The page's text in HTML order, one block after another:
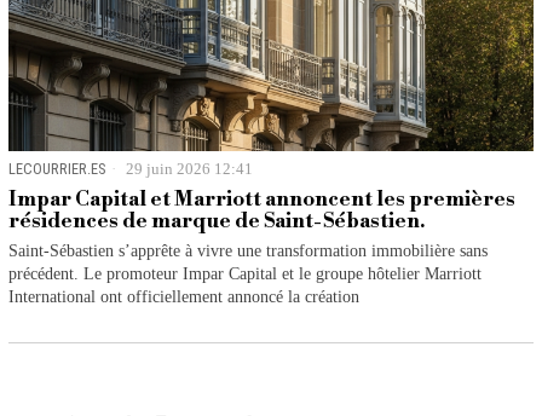
LECOURRIER.ES 29 juin 2026 12:41
Impar Capital et Marriott annoncent les premières
résidences de marque de Saint-Sébastien.
Saint-Sébastien s’apprête à vivre une transformation immobilière sans
précédent. Le promoteur Impar Capital et le groupe hôtelier Marriott
International ont officiellement annoncé la création